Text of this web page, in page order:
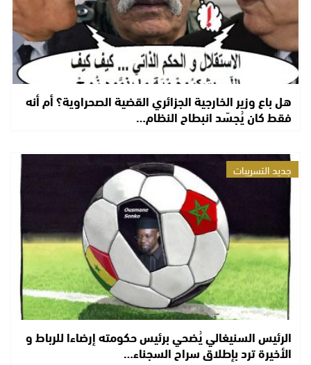
هل باع وزير الخارجية الجزائري القضية الصحراوية؟ أم أنه
فقط كان يُجسّد انبطاح النظام…
جديد التسريبات
الرئيس السنيغالي يُضحي برئيس حكومته إرضاءا للرباط و
الأخيرة ترد بإطلاق سراح السجناء…